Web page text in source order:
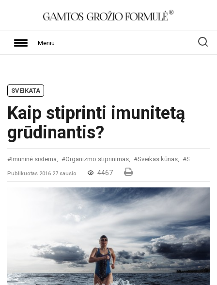
Meniu
SVEIKATA
Kaip stiprinti imunitetą
grūdinantis?
#Imuninė sistema, #Organizmo stiprinimas, #Sveikas kūnas, #Sveikata
Publikuotas 2016 27 sausio 4467